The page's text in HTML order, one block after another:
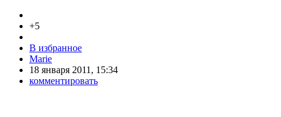
+5
В избранное
Marie
18 января 2011, 15:34
комментировать